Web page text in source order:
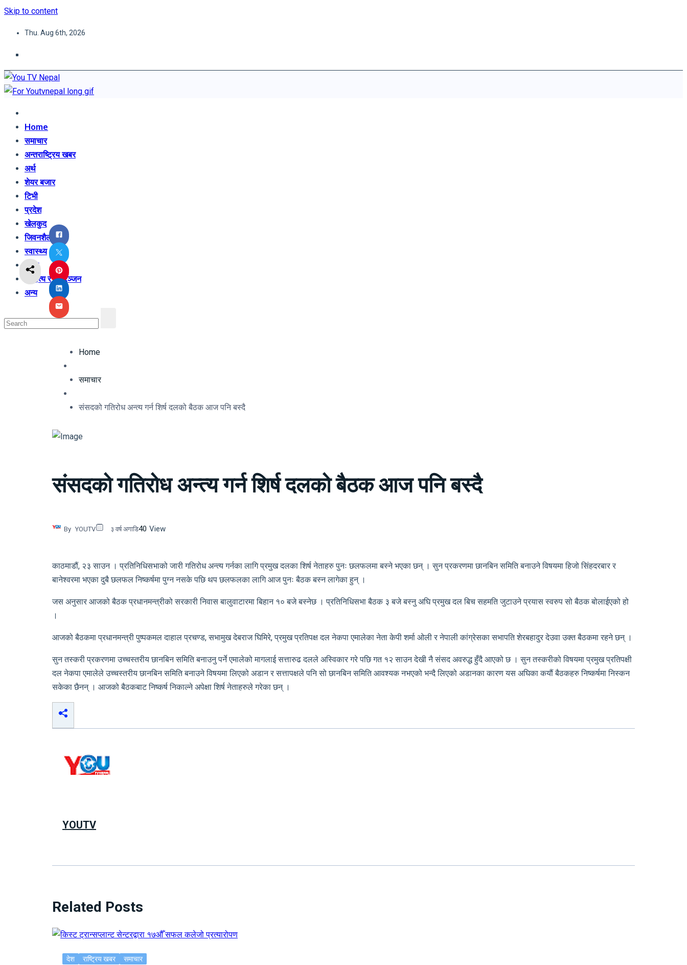
Skip to content
Thu. Aug 6th, 2026
Home
समाचार
अन्तराष्ट्रिय खबर
अर्थ
शेयर बजार
टिभी
प्रदेश
खेलकुद
जिवनशैली
स्वास्थ्य
शिक्षा
साहित्य र मनोरञ्जन
अन्य
Home
समाचार
संसदको गतिरोध अन्त्य गर्न शिर्ष दलको बैठक आज पनि बस्दै
संसदको गतिरोध अन्त्य गर्न शिर्ष दलको बैठक आज पनि बस्दै
By YOUTV ३ वर्ष अगाडि40 View
काठमाडौं, २३ साउन । प्रतिनिधिसभाको जारी गतिरोध अन्त्य गर्नका लागि प्रमुख दलका शिर्ष नेताहरु पुनः छलफलमा बस्ने भएका छन् । सुन प्रकरणमा छानबिन समिति बनाउने विषयमा हिजो सिंहदरबार र
बानेश्वरमा भएका दुबै छलफल निष्कर्षमा पुग्न नसके पछि थप छलफलका लागि आज पुनः बैठक बस्न लागेका हुन् ।
जस अनुसार आजको बैठक प्रधानमन्त्रीको सरकारी निवास बालुवाटारमा बिहान १० बजे बस्नेछ । प्रतिनिधिसभा बैठक ३ बजे बस्नु अघि प्रमुख दल बिच सहमति जुटाउने प्रयास स्वरुप सो बैठक बोलाईएको हो
।
आजको बैठकमा प्रधानमन्त्री पुष्पकमल दाहाल प्रचण्ड, सभामुख देबराज घिमिरे, प्रमुख प्रतिपक्ष दल नेकपा एमालेका नेता केपी शर्मा ओली र नेपाली कांग्रेसका सभापति शेरबहादुर देउवा उक्त बैठकमा रहने छन् ।
सुन तस्करी प्रकरणमा उच्चस्तरीय छानबिन समिति बनाउनु पर्ने एमालेको मागलाई सत्तारुढ दलले अस्विकार गरे पछि गत १२ साउन देखी नै संसद अवरुद्ध हुँदै आएको छ । सुन तस्करीको विषयमा प्रमुख प्रतिपक्षी
दल नेकपा एमालेले उच्चस्तरीय छानबिन समिति बनाउने विषयमा लिएको अडान र सत्तापक्षले पनि सो छानबिन समिति आवश्यक नभएको भन्दै लिएको अडानका कारण यस अघिका कयौं बैठकहरु निष्कर्षमा निस्कन
सकेका छैनन् । आजको बैठकबाट निष्कर्ष निकाल्ने अपेक्षा शिर्ष नेताहरुले गरेका छन् ।
YOUTV
Related Posts
देश राष्ट्रिय खबर समाचार